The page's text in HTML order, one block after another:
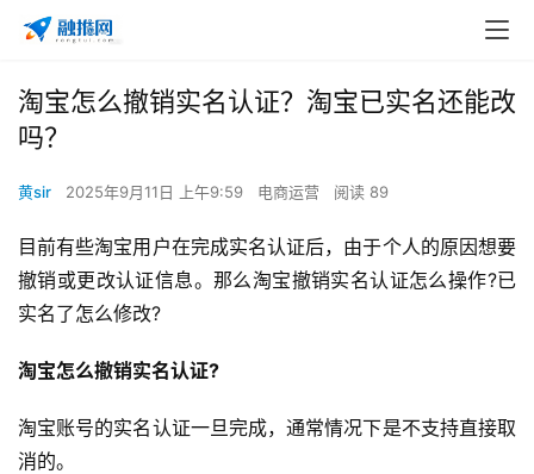
淘宝怎么撤销实名认证？淘宝已实名还能改
吗？
黄sir 2025年9月11日 上午9:59 电商运营 阅读 89
目前有些淘宝用户在完成实名认证后，由于个人的原因想要
撤销或更改认证信息。那么淘宝撤销实名认证怎么操作?已
实名了怎么修改?
淘宝怎么撤销实名认证?
淘宝账号的实名认证一旦完成，通常情况下是不支持直接取
消的。